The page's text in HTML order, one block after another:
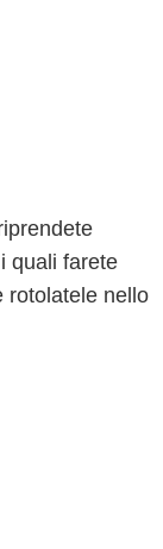
quali farete
rotolatele nello